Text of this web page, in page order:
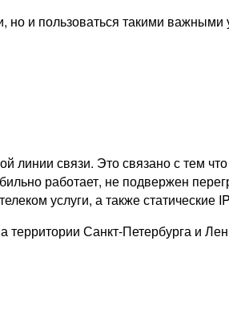
но и пользоваться такими
линии связи. Это связано с тем
работает, не подвержен
услуги, а также статические
Санкт-Петербурга и